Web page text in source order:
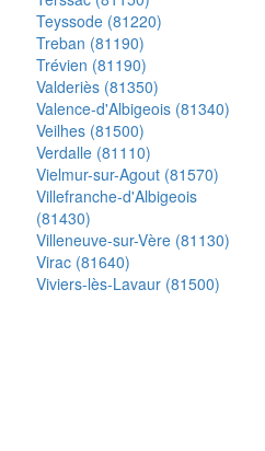
Teyssode (81220)
Treban (81190)
Trévien (81190)
Valderiès (81350)
Valence-d'Albigeois (81340)
Veilhes (81500)
Verdalle (81110)
Vielmur-sur-Agout (81570)
Villefranche-d'Albigeois
(81430)
Villeneuve-sur-Vère (81130)
Virac (81640)
Viviers-lès-Lavaur (81500)